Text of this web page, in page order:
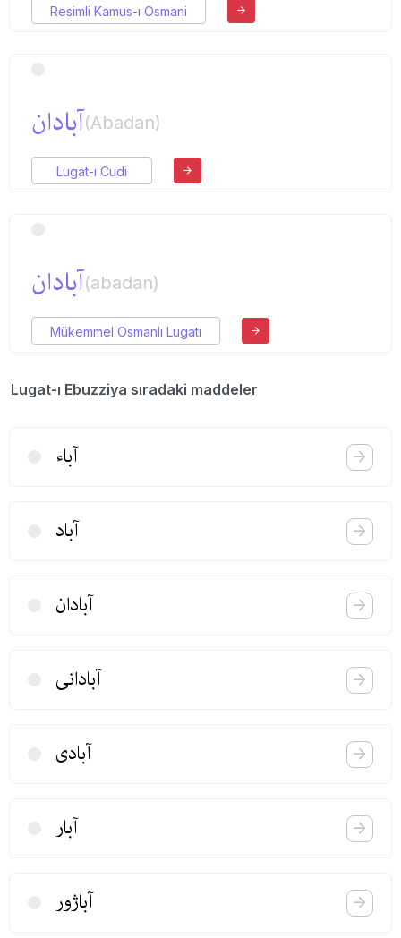
Resimli Kamus-ı Osmani
آبادان(Abadan)
Lugat-ı Cudi
آبادان(abadan)
Mükemmel Osmanlı Lugatı
Lugat-ı Ebuzziya sıradaki maddeler
آباء
آباد
آبادان
آبادانی
آبادی
آبار
آباژور